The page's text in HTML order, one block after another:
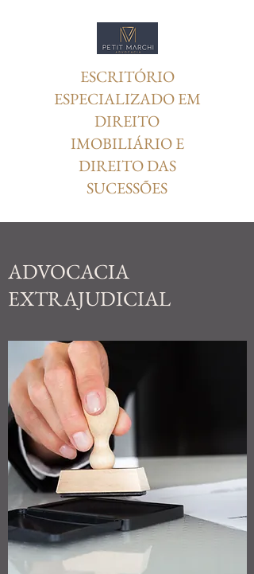
ESCRITÓRIO
ESPECIALIZADO EM
DIREITO
IMOBILIÁRIO E
DIREITO DAS
SUCESSÕES
ADVOCACIA
EXTRAJUDICIAL